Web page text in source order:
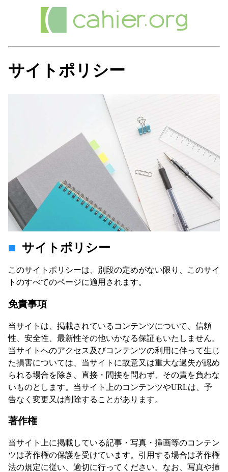
サイトポリシー
サイトポリシー
このサイトポリシーは、別段の定めがない限り、このサイ
トのすべてのページに適用されます。
免責事項
当サイトは、掲載されているコンテンツについて、信頼
性、安全性、最新性その他いかなる保証もいたしません。
当サイトへのアクセス及びコンテンツの利用に伴って生じ
た損害については、当サイトに故意又は重大な過失が認め
られる場合を除き、直接・間接を問わず、その責を負わな
いものとします。当サイト上のコンテンツやURLは、予
告なく変更又は削除することがあります。
著作権
当サイト上に掲載している記事・写真・挿画等のコンテン
ツは著作権の保護を受けています。引用する場合は著作権
法の規定に従い、適切に行ってください。なお、写真や挿